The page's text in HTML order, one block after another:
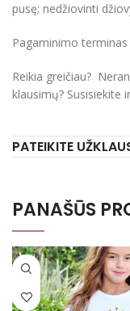
pusę; nedžiovinti
Pagaminimo terminas
Reikia greičiau?
klausimų? Susisiekite
PATEIKITE
PANAŠŪS